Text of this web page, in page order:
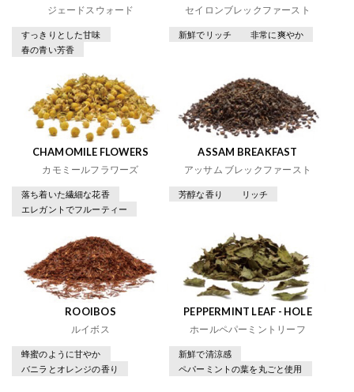
ジェードスウォード
すっきりとした甘味
春の青い芳香
セイロンブレックファースト
新鮮でリッチ 非常に爽やか
CHAMOMILE FLOWERS
カモミールフラワーズ
落ち着いた繊細な花香
エレガントでフルーティー
ASSAM BREAKFAST
アッサム ブレックファースト
芳醇な香り リッチ
ROOIBOS
ルイボス
蜂蜜のように甘やか
バニラとオレンジの香り
PEPPERMINT LEAF - HOLE
ホールペパーミントリーフ
新鮮で清涼感
ペパーミントの葉を丸ごと使用